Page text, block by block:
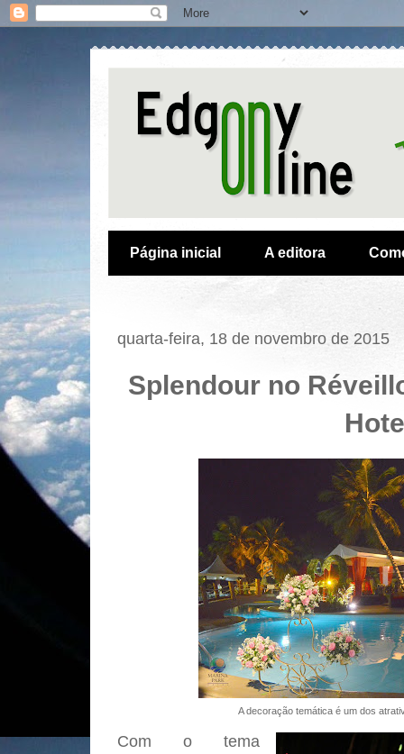
Página inicial A editora
quarta-feira, 18 de novembro de 2015
Splendour no
A decoração temática é um dos
Com o tema